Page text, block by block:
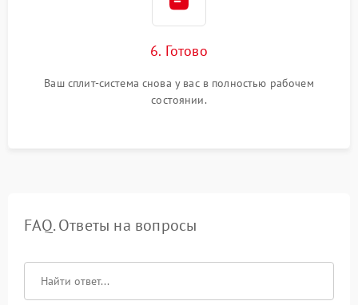
6. Готово
Ваш сплит-система снова у вас в полностью рабочем
состоянии.
FAQ. Ответы на вопросы